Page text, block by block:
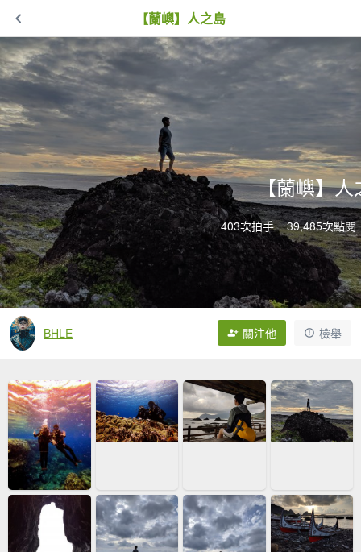
【蘭嶼】人之島
【蘭嶼】人
403次拍手 39,485次點閱
BHLE 關注他 檢舉